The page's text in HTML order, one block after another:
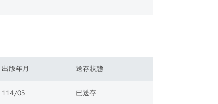
出版年月 送存狀態
114/05 已送存